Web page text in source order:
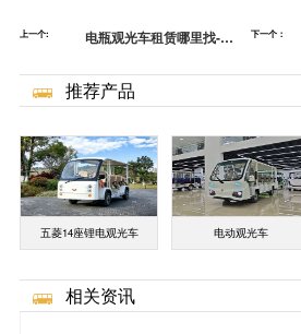
上一个:
电瓶观光车租赁哪里找-这
下一个：
推荐产品
五菱14座锂电观光车 电动观光车
相关资讯